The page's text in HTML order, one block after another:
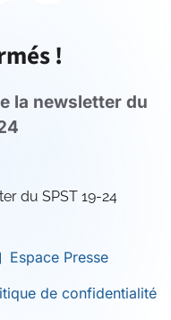
!
la newsletter du
du SPST 19-24
Espace Presse
de confidentialité